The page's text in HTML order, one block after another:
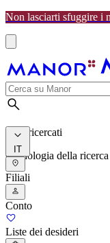
Non lasciarti sfuggire i
I più ricercati
Cronologia della ricerca
IT
Filiali
Conto
Liste dei desideri